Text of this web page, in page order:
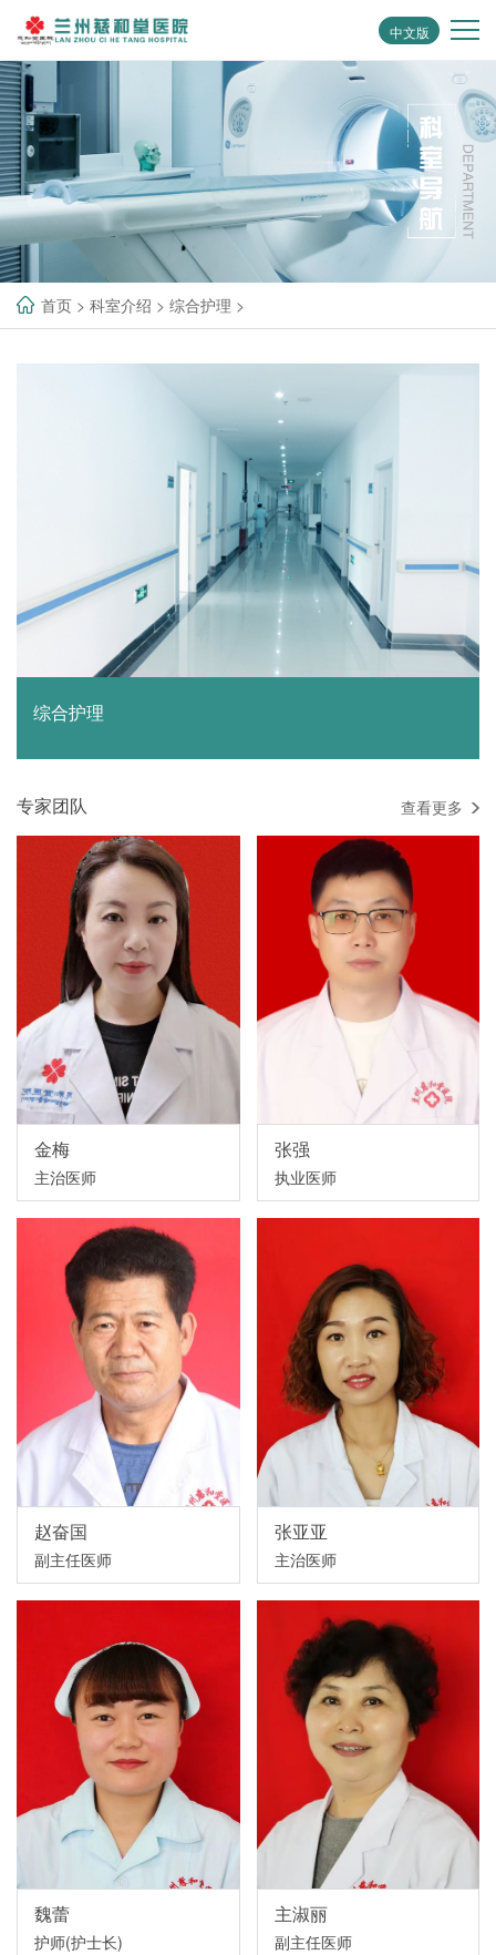
中文版
首页 > 科室介绍 > 综合护理 >
综合护理
专家团队 查看更多
金梅
主治医师
张强
执业医师
赵奋国
副主任医师
张亚亚
主治医师
魏蕾
护师(护士长)
主淑丽
副主任医师